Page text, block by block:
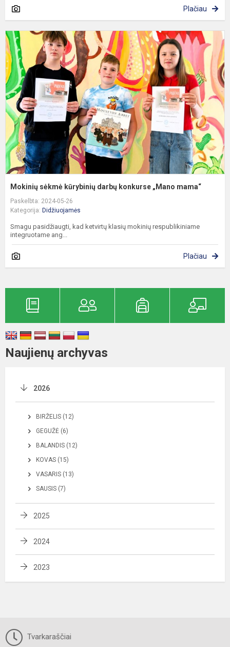
Plačiau
Mokinių sėkmė kūrybinių darbų konkurse „Mano mama“
Paskelbta: 2024-05-26
Kategorija: Didžiuojamės
Smagu pasidžiaugti, kad ketvirtų klasių mokinių respublikiniame
integruotame ang...
Plačiau
Naujienų archyvas
2026
BIRŽELIS (12)
GEGUŽĖ (6)
BALANDIS (12)
KOVAS (15)
VASARIS (13)
SAUSIS (7)
2025
2024
2023
Tvarkaraščiai